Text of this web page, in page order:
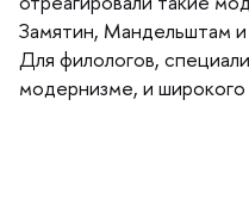
Замятин, Мандельштам
Для филологов,
модернизме, и широкого